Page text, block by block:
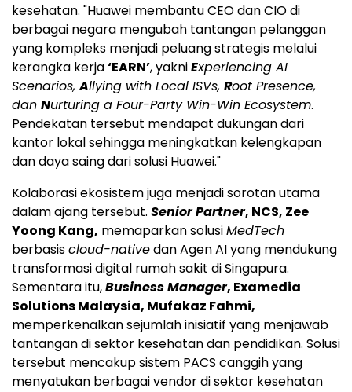
kesehatan. "Huawei membantu CEO dan CIO di
berbagai negara mengubah tantangan pelanggan
yang kompleks menjadi peluang strategis melalui
kerangka kerja‘EARN’, yakniExperiencing AI
Scenarios,Allying with Local ISVs, Root Presence,
dan Nurturing a Four-Party Win-Win Ecosystem.
Pendekatan tersebut mendapat dukungan dari
kantor lokal sehingga meningkatkan kelengkapan
dan daya saing dari solusi Huawei."
Kolaborasi ekosistem juga menjadi sorotan utama
dalam ajang tersebut. Senior Partner, NCS, Zee
Yoong Kang, memaparkan solusiMedTech
berbasiscloud-nativedan Agen AI yang mendukung
transformasi digital rumah sakit di Singapura.
Sementara itu,Business Manager, Examedia
Solutions Malaysia, Mufakaz Fahmi,
memperkenalkan sejumlah inisiatif yang menjawab
tantangan di sektor kesehatan dan pendidikan. Solusi
tersebut mencakup sistem PACS canggih yang
menyatukan berbagai vendor di sektor kesehatan